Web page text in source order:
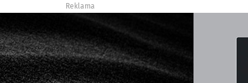
Reklama